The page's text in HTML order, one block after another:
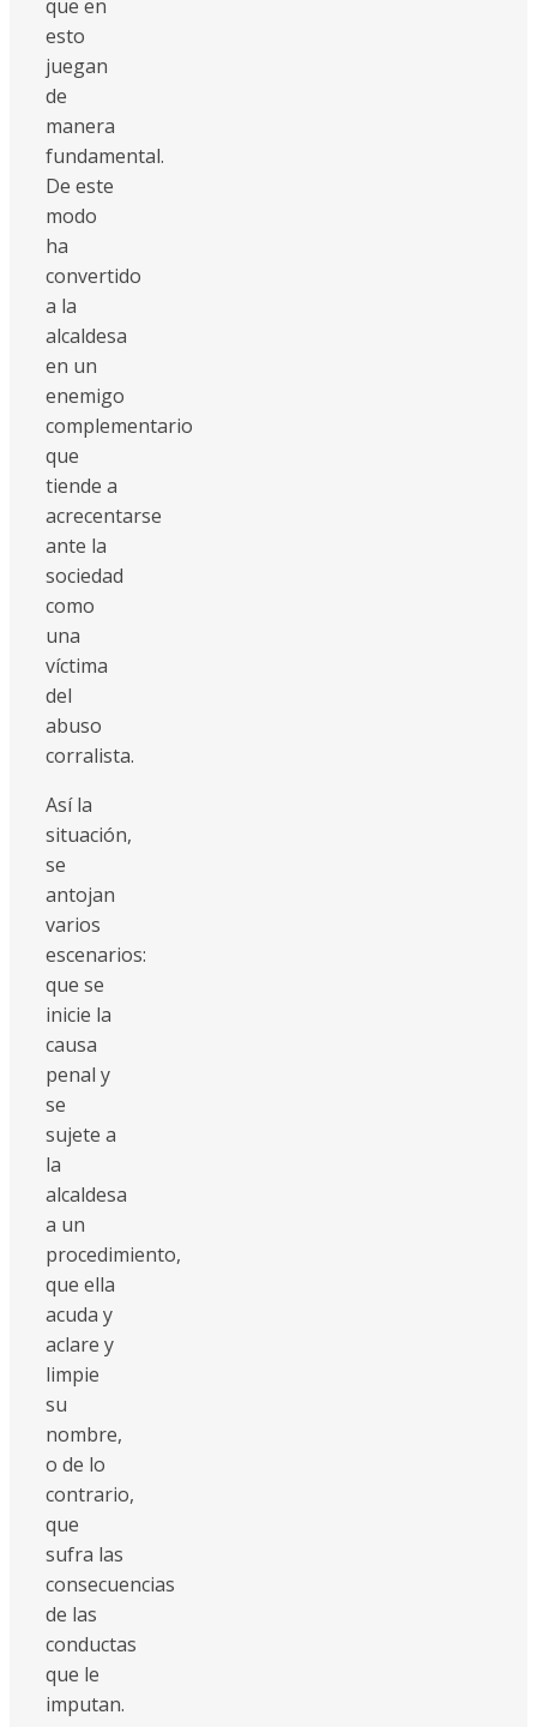
que en
esto
juegan
de
manera
fundamental.
De este
modo
ha
convertido
a la
alcaldesa
en un
enemigo
complementario
que
tiende a
acrecentarse
ante la
sociedad
como
una
víctima
del
abuso
corralista.
Así la
situación,
se
antojan
varios
escenarios:
que se
inicie la
causa
penal y
se
sujete a
la
alcaldesa
a un
procedimiento,
que ella
acuda y
aclare y
limpie
su
nombre,
o de lo
contrario,
que
sufra las
consecuencias
de las
conductas
que le
imputan.